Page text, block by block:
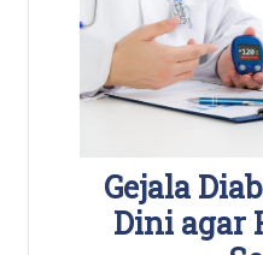
Gejala
Dini agar